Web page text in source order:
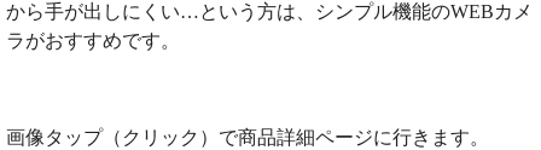
から手が出しにくい…という方は、シンプル機能のWEBカメ
ラがおすすめです。
画像タップ（クリック）で商品詳細ページに行きます。